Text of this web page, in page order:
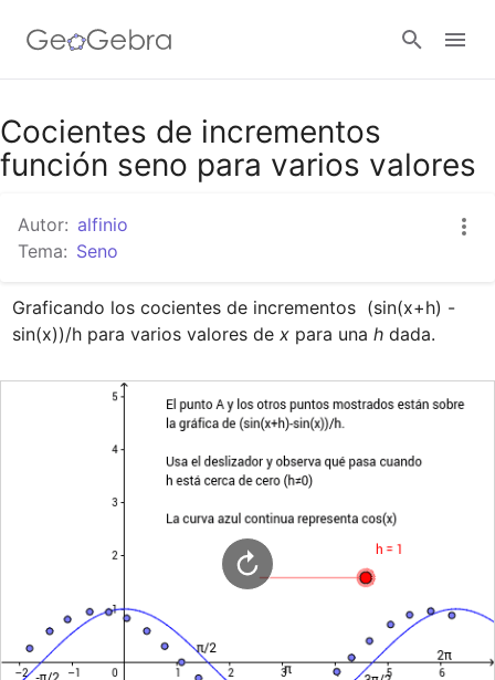
Google Classroom
Cocientes de incrementos
función seno para varios valores
Autor: alfinio
Tema: Seno
Graficando los cocientes de incrementos  (sin(x+h) -
sin(x))/h para varios valores de x para una h dada.